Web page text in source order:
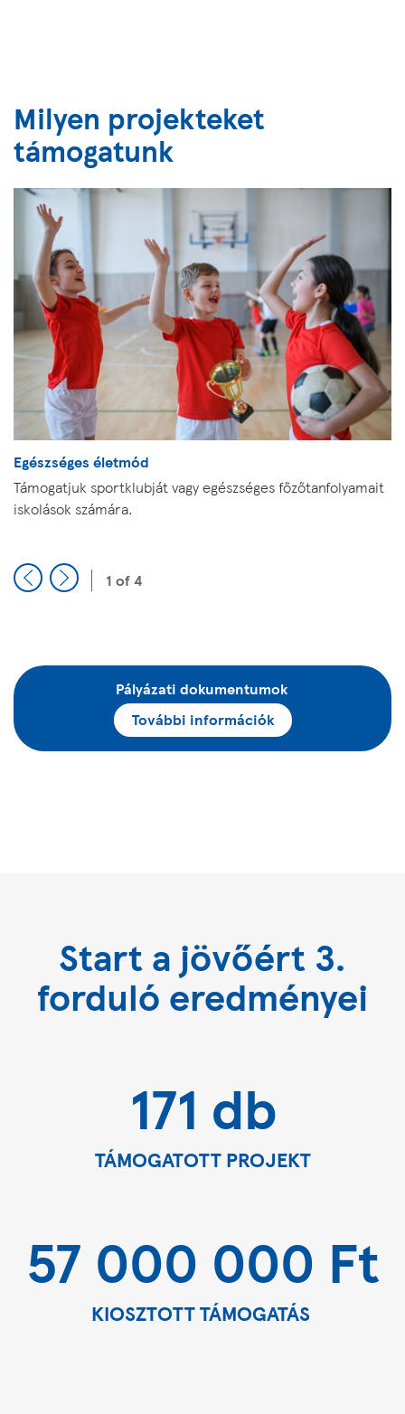
Milyen projekteket
támogatunk
Previous
Next
1
of
4
Egészséges életmód
Támogatjuk sportklubját vagy egészséges főzőtanfolyamait
iskolások számára.
PreviousNext 1 of 4
Pályázati dokumentumok
További információk
Start a jövőért 3.
forduló eredményei
171 db
TÁMOGATOTT PROJEKT
57 000 000 Ft
KIOSZTOTT TÁMOGATÁS